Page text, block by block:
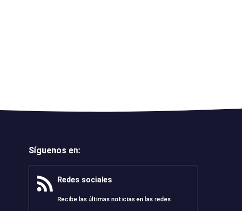
Síguenos en:
Redes sociales
Recibe las últimas noticias en las redes